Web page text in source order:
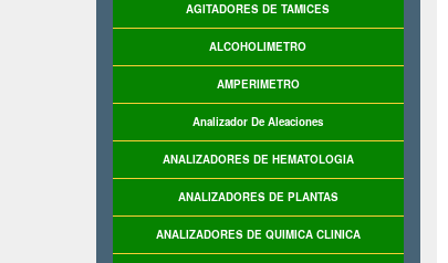
AGITADORES DE TAMICES
ALCOHOLIMETRO
AMPERIMETRO
Analizador De Aleaciones
ANALIZADORES DE HEMATOLOGIA
ANALIZADORES DE PLANTAS
ANALIZADORES DE QUIMICA CLINICA